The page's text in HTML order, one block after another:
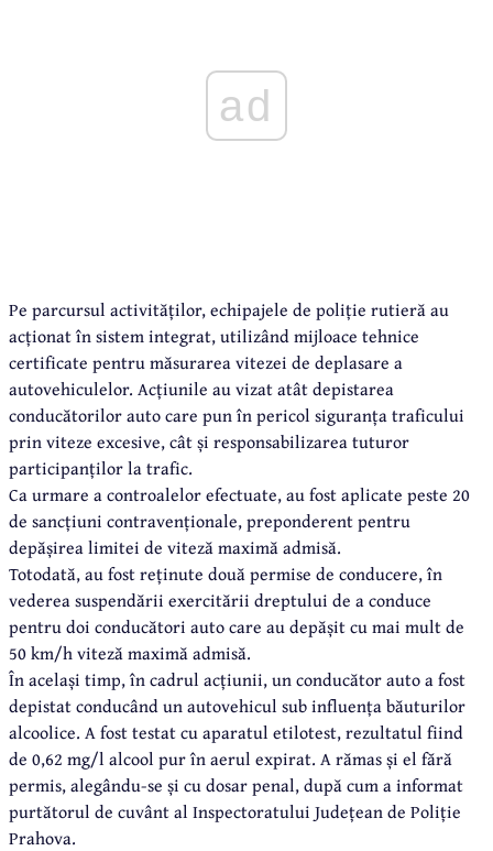
ad
Pe parcursul activităților, echipajele de poliție rutieră au
acționat în sistem integrat, utilizând mijloace tehnice
certificate pentru măsurarea vitezei de deplasare a
autovehiculelor. Acțiunile au vizat atât depistarea
conducătorilor auto care pun în pericol siguranța traficului
prin viteze excesive, cât și responsabilizarea tuturor
participanților la trafic.
Ca urmare a controalelor efectuate, au fost aplicate peste 20
de sancțiuni contravenționale, preponderent pentru
depășirea limitei de viteză maximă admisă.
Totodată, au fost reținute două permise de conducere, în
vederea suspendării exercitării dreptului de a conduce
pentru doi conducători auto care au depășit cu mai mult de
50 km/h viteză maximă admisă.
În același timp, în cadrul acțiunii, un conducător auto a fost
depistat conducând un autovehicul sub influența băuturilor
alcoolice. A fost testat cu aparatul etilotest, rezultatul fiind
de 0,62 mg/l alcool pur în aerul expirat. A rămas și el fără
permis, alegându-se și cu dosar penal, după cum a informat
purtătorul de cuvânt al Inspectoratului Județean de Poliție
Prahova.